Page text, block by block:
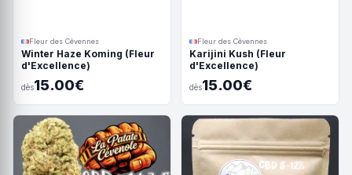
Fleur des Cévennes
Winter Haze Koming (Fleur
d'Excellence)
dès15.00€
Fleur des Cévennes
Karijini Kush (Fleur
d'Excellence)
dès15.00€